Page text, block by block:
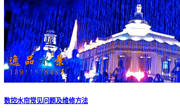
数控水帘常见问题及维修方法